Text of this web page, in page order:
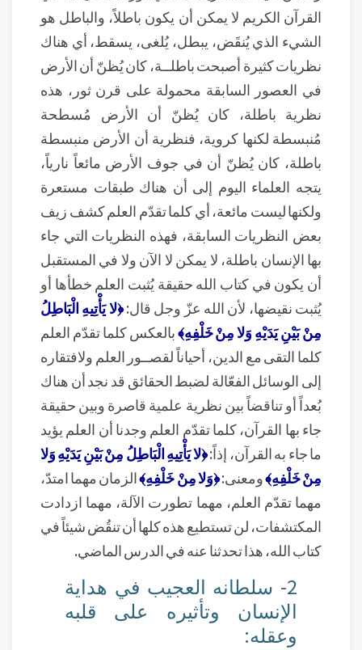
القرآن الكريم لا يمكن أن يكون باطلاً، والباطل هو
الشيء الذي يُنقَض، يبطل، يُلغى، يسقط، أي هناك
نظريات كثيرة أصبحت باطلــة، كان يُظنّ أن الأرض
في العصور السابقة محمولة على قرن ثور، هذه
نظرية باطلة، كان يُظنّ أن الأرض مُسطحة
مُنبسطة لكنها كروية، فنظرية أن الأرض منبسطة
باطلة، كان يُظنّ أن في جوف الأرض مائعاً نارياً،
يتجه العلماء اليوم إلى أن هناك طبقات مستعرة
ولكنها ليست مائعة، أي كلما تقدّم العلم كشف زيف
بعض النظريات السابقة، فهذه النظريات التي جاء
بها الإنسان باطلة، لا يمكن لا الآن ولا في المستقبل
أن يكون في كتاب الله حقيقة يُثبت العلم خطأها أو
يُثبت نقيضها، لأن الله عزّ وجل قال:﴿لا يَأْتِيهِ الْبَاطِلُ
مِنْ بَيْنِ يَدَيْهِ وَلا مِنْ خَلْفِهِ﴾بالعكس كلما تقدّم العلم
كلما التقى مع الدين، أحياناً لقصــور العلم ولافتقاره
إلى الوسائل الفعّالة لضبط الحقائق قد نجد أن هناك
بُعداً أو تناقضاً بين نظرية علمية قاصرة وبين حقيقة
جاء بها القرآن، كلما تقدّم العلم وجدنا أن العلم يؤيد
ما جاء به القرآن، إذاً:﴿لا يَأْتِيهِ الْبَاطِلُ مِنْ بَيْنِ يَدَيْهِ وَلا
مِنْ خَلْفِهِ﴾ومعنى:﴿وَلا مِنْ خَلْفِهِ﴾الزمان مهما امتدّ،
مهما تقدّم العلم، مهما تطورت الآلة، مهما ازدادت
المكتشفات، لن تستطيع هذه كلها أن تنقُض شيئاً في
كتاب الله، هذا تحدثنا عنه في الدرس الماضي.
2- سلطانه العجيب في هداية
الإنسان وتأثيره على قلبه
وعقله: